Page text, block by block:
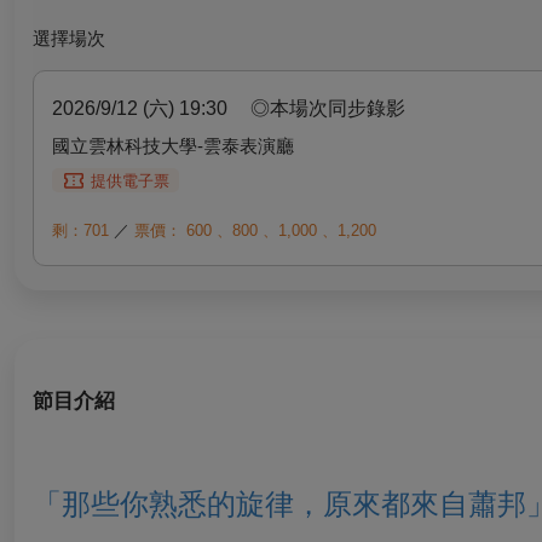
選擇場次
2026/9/12 (六) 19:30
◎本場次同步錄影
國立雲林科技大學-雲泰表演廳
提供電子票
剩：701 ／ 票價： 600 、 800 、 1,000 、 1,200
節目介紹
「 那些你熟悉的旋律，原來都來自蕭邦